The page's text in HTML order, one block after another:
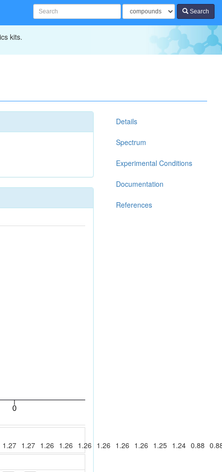
Search
kits.
1.27 1.27 1.26 1.26 1.26 1.26 1.26 1.26 1.25 1.24 0.88
Details
Spectrum
Experimental Conditions
Documentation
References